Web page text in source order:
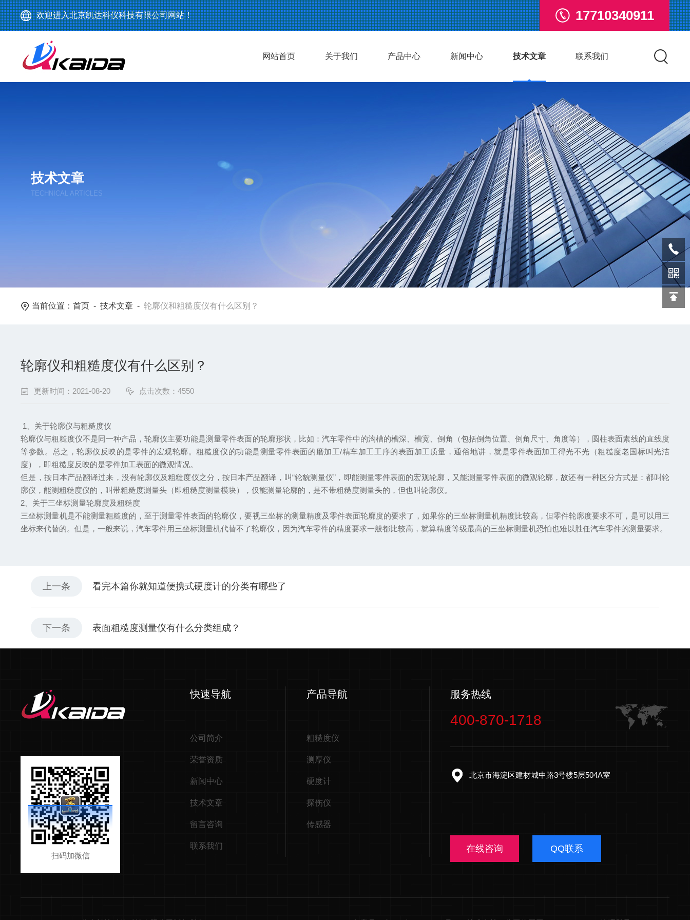
欢迎进入北京凯达科仪科技有限公司网站！ 17710340911
网站首页 关于我们 产品中心 新闻中心 技术文章 联系我们
技术文章
TECHNICAL ARTICLES
当前位置：首页 -技术文章 -轮廓仪和粗糙度仪有什么区别？
轮廓仪和粗糙度仪有什么区别？
更新时间：2021-08-20 点击次数：4550
1、关于轮廓仪与粗糙度仪
轮廓仪与粗糙度仪不是同一种产品，轮廓仪主要功能是测量零件表面的轮廓形状，比如：汽车零件中的沟槽的槽深、槽宽、倒角（包括倒角位置、倒角尺寸、角度等），圆柱表面素线的直线度
等参数。总之，轮廓仪反映的是零件的宏观轮廓。粗糙度仪的功能是测量零件表面的磨加工/精车加工工序的表面加工质量，通俗地讲，就是零件表面加工得光不光（粗糙度老国标叫光洁
度），即粗糙度反映的是零件加工表面的微观情况。
但是，按日本产品翻译过来，没有轮廓仪及粗糙度仪之分，按日本产品翻译，叫“轮貌测量仪”，即能测量零件表面的宏观轮廓，又能测量零件表面的微观轮廓，故还有一种区分方式是：都叫轮
廓仪，能测粗糙度仪的，叫带粗糙度测量头（即粗糙度测量模块），仅能测量轮廓的，是不带粗糙度测量头的，但也叫轮廓仪。
2、关于三坐标测量轮廓度及粗糙度
三坐标测量机是不能测量粗糙度的，至于测量零件表面的轮廓仪，要视三坐标的测量精度及零件表面轮廓度的要求了，如果你的三坐标测量机精度比较高，但零件轮廓度要求不可，是可以用三
坐标来代替的。但是，一般来说，汽车零件用三坐标测量机代替不了轮廓仪，因为汽车零件的精度要求一般都比较高，就算精度等级最高的三坐标测量机恐怕也难以胜任汽车零件的测量要求。
上一条 看完本篇你就知道便携式硬度计的分类有哪些了
下一条 表面粗糙度测量仪有什么分类组成？
扫码加微信
快速导航
公司简介
荣誉资质
新闻中心
技术文章
留言咨询
联系我们
产品导航
粗糙度仪
测厚仪
硬度计
探伤仪
传感器
服务热线
400-870-1718
北京市海淀区建材城中路3号楼5层504A室
在线咨询 QQ联系